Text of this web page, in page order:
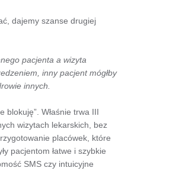
dajemy szanse drugiej
pacjenta a wizyta
inny pacjent mógłby
innych.
blokuję”. Właśnie trwa III
wizytach lekarskich, bez
placówek, które
pacjentom łatwe i szybkie
SMS czy intuicyjne